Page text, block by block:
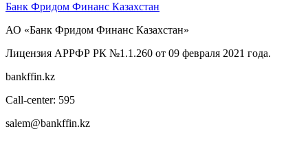
Банк Фридом Финанс Казахстан
АО «Банк Фридом Финанс Казахстан»
Лицензия АРРФР РК №1.1.260 от 09 февраля 2021 года.
bankffin.kz
Call-center: 595
salem@bankffin.kz